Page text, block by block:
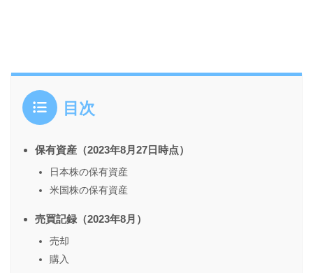
目次
保有資産（2023年8月27日時点）
日本株の保有資産
米国株の保有資産
売買記録（2023年8月）
売却
購入